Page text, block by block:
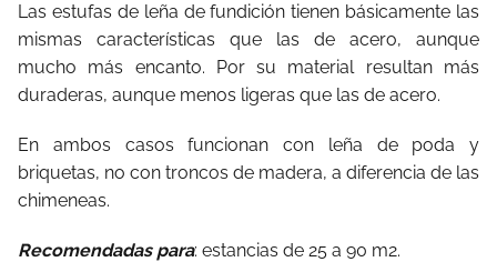
Las estufas de leña de fundición tienen básicamente las
mismas características que las de acero, aunque
mucho más encanto. Por su material resultan más
duraderas, aunque menos ligeras que las de acero.
En ambos casos funcionan con leña de poda y
briquetas, no con troncos de madera, a diferencia de las
chimeneas.
Recomendadas para: estancias de 25 a 90 m2.